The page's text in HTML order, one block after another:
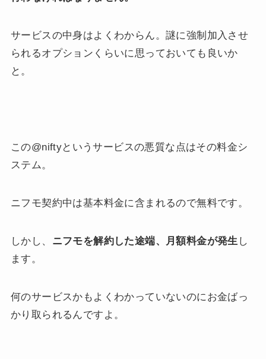
サービスの中身はよくわからん。謎に強制加入させ
られるオプションくらいに思っておいても良いか
と。
この@niftyというサービスの悪質な点はその料金シ
ステム。
ニフモ契約中は基本料金に含まれるので無料です。
しかし、 ニフモを解約した途端、月額料金が発生 し
ます。
何のサービスかもよくわかっていないのにお金ばっ
かり取られるんですよ。